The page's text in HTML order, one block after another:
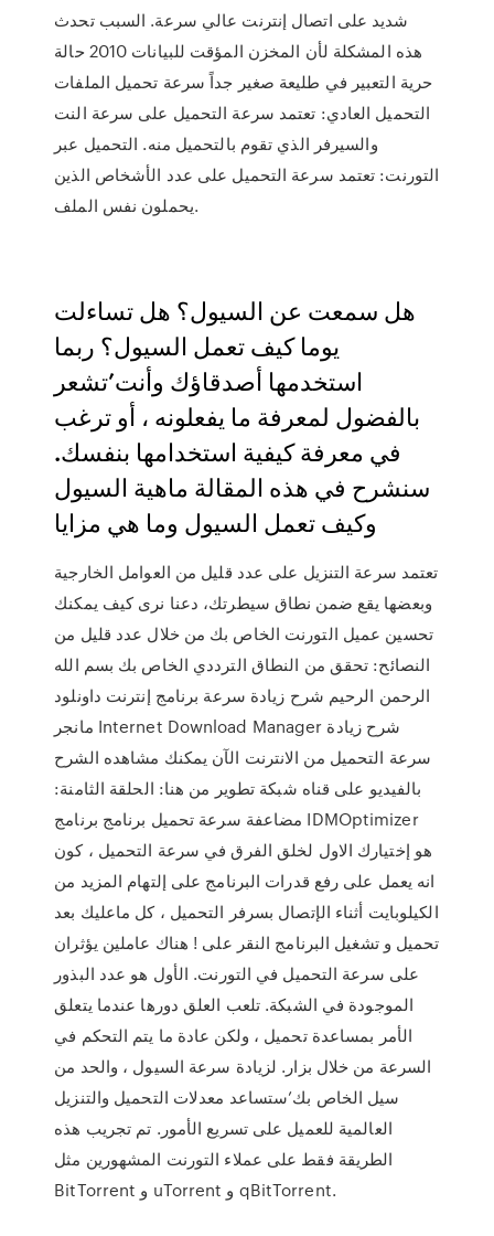
شديد على اتصال إنترنت عالي سرعة. السبب تحدث
هذه المشكلة لأن المخزن المؤقت للبيانات 2010 حالة
حرية التعبير في طليعة صغير جداً سرعة تحميل الملفات
التحميل العادي: تعتمد سرعة التحميل على سرعة النت
والسيرفر الذي تقوم بالتحميل منه. التحميل عبر
التورنت: تعتمد سرعة التحميل على عدد الأشخاص الذين
يحملون نفس الملف.
هل سمعت عن السيول؟ هل تساءلت
يوما كيف تعمل السيول؟ ربما
استخدمها أصدقاؤك وأنت’تشعر
بالفضول لمعرفة ما يفعلونه ، أو ترغب
في معرفة كيفية استخدامها بنفسك.
سنشرح في هذه المقالة ماهية السيول
وكيف تعمل السيول وما هي مزايا
تعتمد سرعة التنزيل على عدد قليل من العوامل الخارجية
وبعضها يقع ضمن نطاق سيطرتك، دعنا نرى كيف يمكنك
تحسين عميل التورنت الخاص بك من خلال عدد قليل من
النصائح: تحقق من النطاق الترددي الخاص بك بسم الله
الرحمن الرحيم شرح زيادة سرعة برنامج إنترنت داونلود
مانجر Internet Download Manager شرح زيادة
سرعة التحميل من الانترنت الآن يمكنك مشاهده الشرح
بالفيديو على قناه شبكة تطوير من هنا: الحلقة الثامنة:
مضاعفة سرعة تحميل برنامج برنامج IDMOptimizer
هو إختيارك الاول لخلق الفرق في سرعة التحميل ، كون
انه يعمل على رفع قدرات البرنامج على إلتهام المزيد من
الكيلوبايت أثناء الإتصال بسرفر التحميل ، كل ماعليك بعد
تحميل و تشغيل البرنامج النقر على ! هناك عاملين يؤثران
على سرعة التحميل في التورنت. الأول هو عدد البذور
الموجودة في الشبكة. تلعب العلق دورها عندما يتعلق
الأمر بمساعدة تحميل ، ولكن عادة ما يتم التحكم في
السرعة من خلال بزار. لزيادة سرعة السيول ، والحد من
سيل الخاص بك’ستساعد معدلات التحميل والتنزيل
العالمية للعميل على تسريع الأمور. تم تجريب هذه
الطريقة فقط على عملاء التورنت المشهورين مثل
BitTorrent و uTorrent و qBitTorrent.